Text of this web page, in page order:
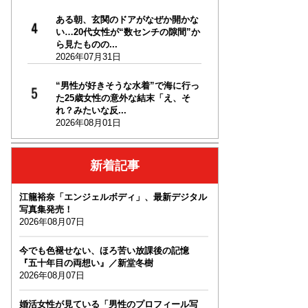
ある朝、玄関のドアがなぜか開かな
い…20代女性が“数センチの隙間”か
ら見たものの...
2026年07月31日
“男性が好きそうな水着”で海に行っ
た25歳女性の意外な結末「え、そ
れ？みたいな反...
2026年08月01日
新着記事
江籠裕奈「エンジェルボディ」、最新デジタル
写真集発売！
2026年08月07日
今でも色褪せない、ほろ苦い放課後の記憶
『五十年目の両想い』／新堂冬樹
2026年08月07日
婚活女性が見ている「男性のプロフィール写